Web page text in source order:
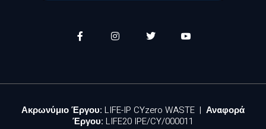
Ακρωνύμιο Έργου: LIFE-IP CYzero WASTE | Αναφορά
Έργου: LIFE20 IPE/CY/000011